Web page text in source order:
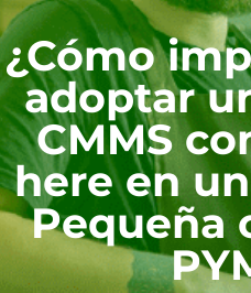
¿Cómo
adoptar
CMMS
here en
Pequeña